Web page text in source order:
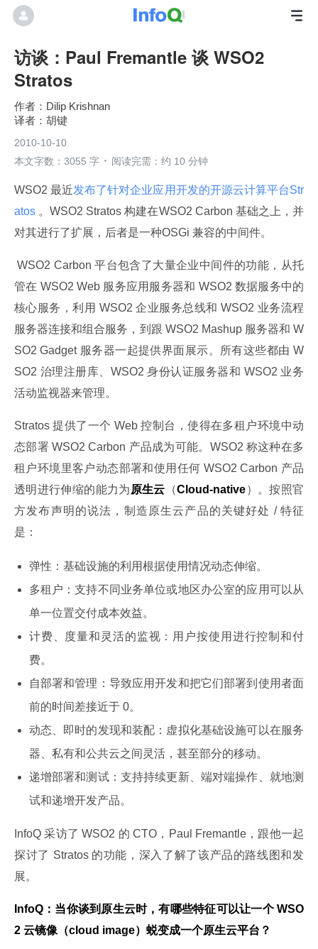
访谈：Paul Fremantle 谈 WSO2
Stratos
Dilip Krishnan
胡键
2010-10-10
本文字数：3055 字
阅读完需：约 10 分钟
WSO2 最近发布了针对企业应用开发的开源云计算平台Str
atos 。WSO2 Stratos 构建在WSO2 Carbon 基础之上，并
对其进行了扩展，后者是一种OSGi 兼容的中间件。
WSO2 Carbon 平台包含了大量企业中间件的功能，从托
管在 WSO2 Web 服务应用服务器和 WSO2 数据服务中的
核心服务，利用 WSO2 企业服务总线和 WSO2 业务流程
服务器连接和组合服务，到跟 WSO2 Mashup 服务器和 W
SO2 Gadget 服务器一起提供界面展示。所有这些都由 W
SO2 治理注册库、WSO2 身份认证服务器和 WSO2 业务
活动监视器来管理。
Stratos 提供了一个 Web 控制台，使得在多租户环境中动
态部署 WSO2 Carbon 产品成为可能。WSO2 称这种在多
租户环境里客户动态部署和使用任何 WSO2 Carbon 产品
透明进行伸缩的能力为 原生云 （Cloud-native）。按照官
方发布声明的说法，制造原生云产品的关键好处 / 特征
是：
弹性：基础设施的利用根据使用情况动态伸缩。
多租户：支持不同业务单位或地区办公室的应用可以从
单一位置交付成本效益。
计费、度量和灵活的监视：用户按使用进行控制和付
费。
自部署和管理：导致应用开发和把它们部署到使用者面
前的时间差接近于 0。
动态、即时的发现和装配：虚拟化基础设施可以在服务
器、私有和公共云之间灵活，甚至部分的移动。
递增部署和测试：支持持续更新、端对端操作、就地测
试和递增开发产品。
InfoQ 采访了 WSO2 的 CTO，Paul Fremantle，跟他一起
探讨了 Stratos 的功能，深入了解了该产品的路线图和发
展。
InfoQ：当你谈到原生云时，有哪些特征可以让一个 WSO
2 云镜像（cloud image）蜕变成一个原生云平台？